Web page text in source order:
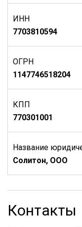
ИНН
7703810594
ОГРН
1147746518204
КПП
770301001
Название
Солитон, ООО
Контакты